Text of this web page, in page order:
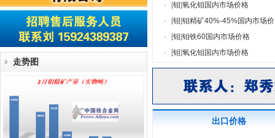
走势图
·
[钼]氧化钼国内市场价格
·
[钼]钼精矿40%-45%国内市场价
·
[钼]钼铁60国内市场价格
·
[钼]氧化钼国内市场价格
出口价格